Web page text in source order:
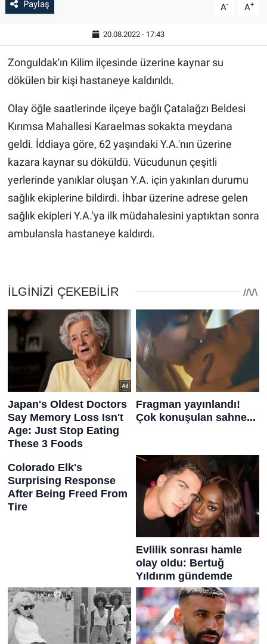
Paylaş A- A+
20.08.2022 - 17:43
Zonguldak'ın Kilim ilçesinde üzerine kaynar su
dökülen bir kişi hastaneye kaldırıldı.
Olay öğle saatlerinde ilçeye bağlı Çatalağzı Beldesi
Kırımsa Mahallesi Karaelmas sokakta meydana
geldi. İddiaya göre, 62 yaşındaki Y.A.'nın üzerine
kazara kaynar su döküldü. Vücudunun çeşitli
yerlerinde yanıklar oluşan Y.A. için yakınları durumu
sağlık ekiplerine bildirdi. İhbar üzerine adrese gelen
sağlık ekipleri Y.A.'ya ilk müdahalesini yaptıktan sonra
ambulansla hastaneye kaldırdı.